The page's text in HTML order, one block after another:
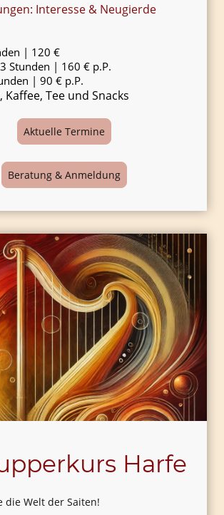
Interesse & Neugierde
| 120 €
Stunden | 160 € p.P.
| 90 € p.P.
Kaffee, Tee und Snacks
Aktuelle Termine
Beratung & Anmeldung
Harfe
die Welt der Saiten!